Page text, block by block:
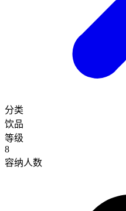
分类
饮品
等级
8
容纳人数